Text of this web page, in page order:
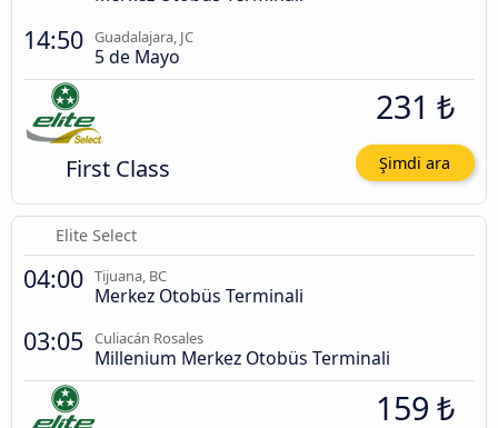
14:50 Guadalajara, JC
5 de Mayo
First Class
231 ₺
Şimdi ara
Elite Select
04:00 Tijuana, BC
Merkez Otobüs Terminali
03:05 Culiacán Rosales
Millenium Merkez Otobüs Terminali
159 ₺